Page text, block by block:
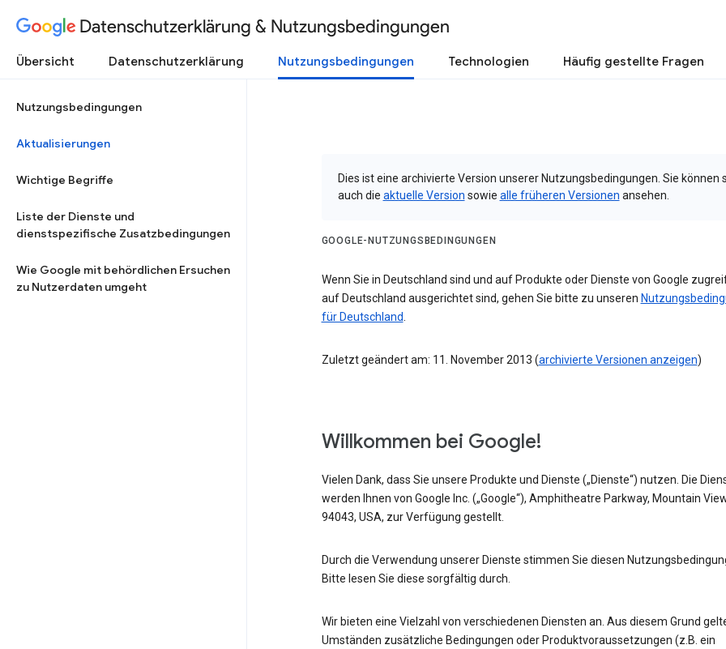
Datenschutzerklärung & Nutzungsbedingungen
Übersicht Datenschutzerklärung Nutzungsbedingungen Technologien Häufig gestellte Fragen
Nutzungsbedingungen
Aktualisierungen
Wichtige Begriffe
Liste der Dienste und
dienstspezifische Zusatzbedingungen
Wie Google mit behördlichen Ersuchen
zu Nutzerdaten umgeht
Dies ist eine archivierte Version unserer Nutzungsbedingungen. Sie können
auch die aktuelle Version sowie alle früheren Versionen ansehen.
GOOGLE-NUTZUNGSBEDINGUNGEN
Wenn Sie in Deutschland sind und auf Produkte oder Dienste von Google
auf Deutschland ausgerichtet sind, gehen Sie bitte zu unseren
für Deutschland.
Zuletzt geändert am: 11. November 2013 (archivierte Versionen anzeigen)
Willkommen bei Google!
Vielen Dank, dass Sie unsere Produkte und Dienste („Dienste“) nutzen. Die
werden Ihnen von Google Inc. („Google“), Amphitheatre Parkway, Mountain
94043, USA, zur Verfügung gestellt.
Durch die Verwendung unserer Dienste stimmen Sie diesen
Bitte lesen Sie diese sorgfältig durch.
Wir bieten eine Vielzahl von verschiedenen Diensten an. Aus diesem Grund
Umständen zusätzliche Bedingungen oder Produktvoraussetzungen (z.B. ein